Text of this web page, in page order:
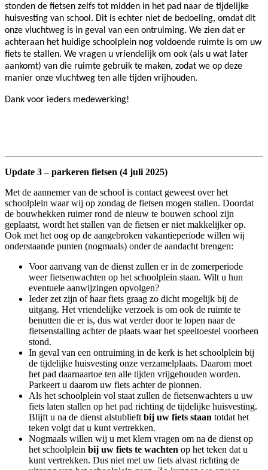
stonden de fietsen zelfs tot midden in het pad naar de tijdelijke
huisvesting van school. Dit is echter niet de bedoeling, omdat dit
onze vluchtweg is in geval van een ontruiming. We zien dat er
achteraan het huidige schoolplein nog voldoende ruimte is om uw
fiets te stallen. We vragen u vriendelijk om ook (als u wat later
aankomt) van die ruimte gebruik te maken, zodat we op deze
manier onze vluchtweg ten alle tijden vrijhouden.
Dank voor ieders medewerking!
Update 3 – parkeren fietsen (4 juli 2025)
Met de aannemer van de school is contact geweest over het
schoolplein waar wij op zondag de fietsen mogen stallen. Doordat
de bouwhekken ruimer rond de nieuw te bouwen school zijn
geplaatst, wordt het stallen van de fietsen er niet makkelijker op.
Ook met het oog op de aangebroken vakantieperiode willen wij
onderstaande punten (nogmaals) onder de aandacht brengen:
Voor aanvang van de dienst zullen er in de zomerperiode
weer fietsenwachten op het schoolplein staan. Wilt u hun
eventuele aanwijzingen opvolgen?
Ieder zet zijn of haar fiets graag zo dicht mogelijk bij de
uitgang. Het vriendelijke verzoek is om ook de ruimte te
benutten die er is, dus wat verder door te lopen naar de
fietsenstalling achter de plaats waar het speeltoestel voorheen
stond.
In geval van een ontruiming in de kerk is het schoolplein bij
de tijdelijke huisvesting onze verzamelplaats. Daarom moet
het pad daarnaartoe ten alle tijden vrijgehouden worden.
Parkeert u daarom uw fiets achter de pionnen.
Als het schoolplein vol staat zullen de fietsenwachters u uw
fiets laten stallen op het pad richting de tijdelijke huisvesting.
Blijft u na de dienst alstublieft bij uw fiets staan totdat het
teken volgt dat u kunt vertrekken.
Nogmaals willen wij u met klem vragen om na de dienst op
het schoolplein bij uw fiets te wachten op het teken dat u
kunt vertrekken. Dus niet met uw fiets alvast richting de